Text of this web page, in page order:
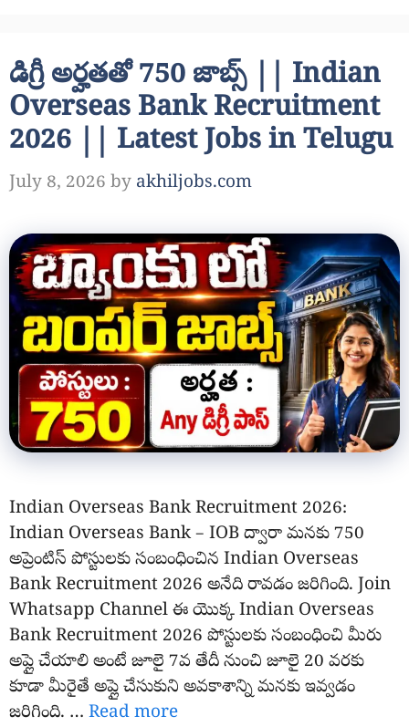
డిగ్రీ అర్హతతో 750 జాబ్స్ || Indian
Overseas Bank Recruitment
2026 || Latest Jobs in Telugu
July 8, 2026 by akhiljobs.com
Indian Overseas Bank Recruitment 2026:
Indian Overseas Bank – IOB ద్వారా మనకు 750
అప్రెంటిస్ పోస్టులకు సంబంధించిన Indian Overseas
Bank Recruitment 2026 అనేది రావడం జరిగింది. Join
Whatsapp Channel ఈ యొక్క Indian Overseas
Bank Recruitment 2026 పోస్టులకు సంబంధించి మీరు
అప్లై చేయాలి అంటే జూలై 7వ తేదీ నుంచి జూలై 20 వరకు
కూడా మీరైతే అప్లై చేసుకుని అవకాశాన్ని మనకు ఇవ్వడం
జరిగింది. … Read more